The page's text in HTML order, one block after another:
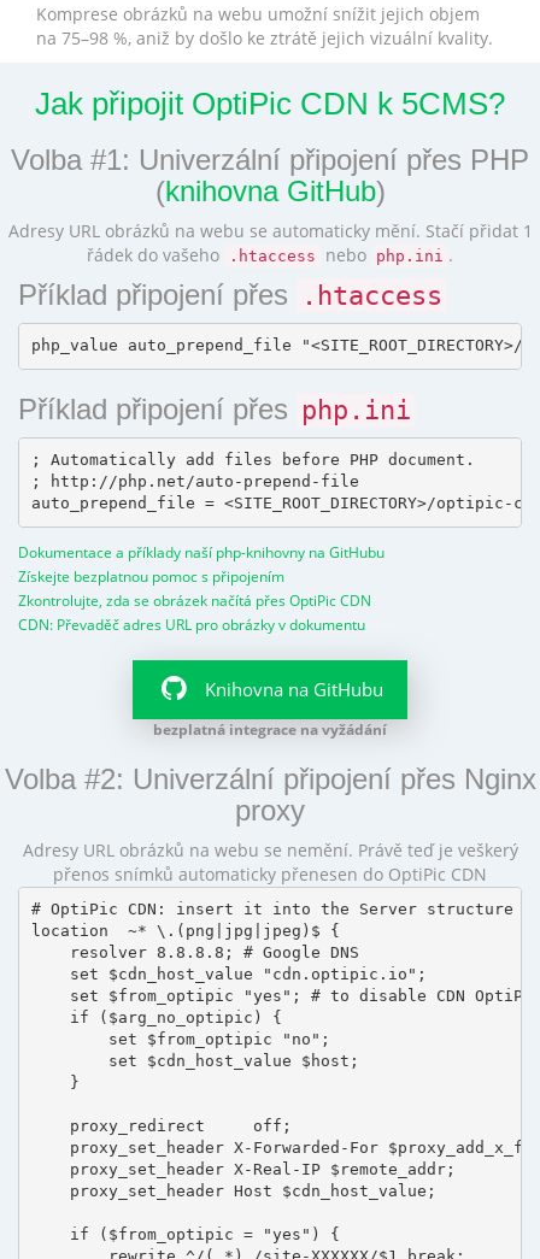
Komprese obrázků na webu umožní snížit jejich objem
na 75–98 %, aniž by došlo ke ztrátě jejich vizuální kvality.
Jak připojit OptiPic CDN k 5CMS?
Volba #1: Univerzální připojení přes PHP
(knihovna GitHub)
Adresy URL obrázků na webu se automaticky mění. Stačí přidat 1
řádek do vašeho
.htaccess nebo php.ini .
Příklad připojení přes .htaccess
Příklad připojení přes php.ini
; Automatically add files before PHP document.
; http://php.net/auto-prepend-file
Dokumentace a příklady naší php-knihovny na GitHubu
Získejte bezplatnou pomoc s připojením
Zkontrolujte, zda se obrázek načítá přes OptiPic CDN
CDN: Převaděč adres URL pro obrázky v dokumentu
Knihovna na GitHubu
bezplatná integrace na vyžádání
Volba #2: Univerzální připojení přes Nginx
proxy
Adresy URL obrázků na webu se nemění. Právě teď je veškerý
přenos snímků automaticky přenesen do OptiPic CDN
# OptiPic CDN: insert it into the Server structure
location  ~* \.(png|jpg|jpeg)$ {
    resolver 8.8.8.8; # Google DNS
    set $cdn_host_value "cdn.optipic.io";
set $from_optipic "yes"; # to disable CDN
    if ($arg_no_optipic) {
        set $from_optipic "no";
        set $cdn_host_value $host;
    }
    proxy_redirect     off;
proxy_set_header X-Forwarded-For
    proxy_set_header X-Real-IP $remote_addr;
    proxy_set_header Host $cdn_host_value;
    if ($from_optipic = "yes") {